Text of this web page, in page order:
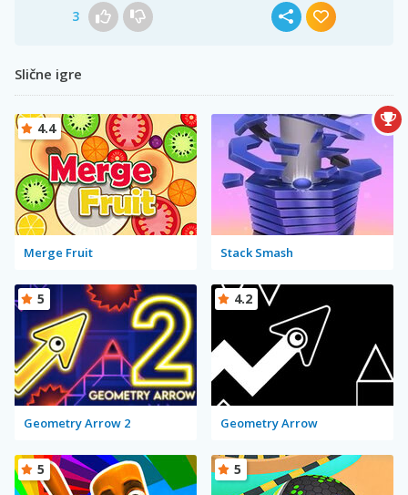
3
Slične igre
Merge Fruit
4.4
Stack Smash
Geometry Arrow 2
5
Geometry Arrow
4.2
5 5